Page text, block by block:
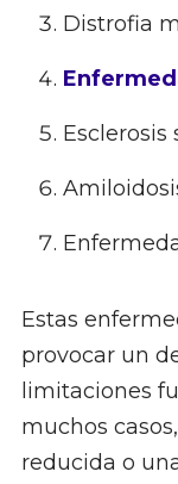
Distrofia
Esclerosis
Estas
provocar un
limitaciones
muchos
reducida o